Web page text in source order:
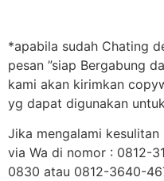
*apabila sudah Chating
pesan ”siap Bergabung
kami akan kirimkan
yg dapat digunakan
Jika mengalami
via Wa di nomor : 0812-
0830 atau 0812-3640-